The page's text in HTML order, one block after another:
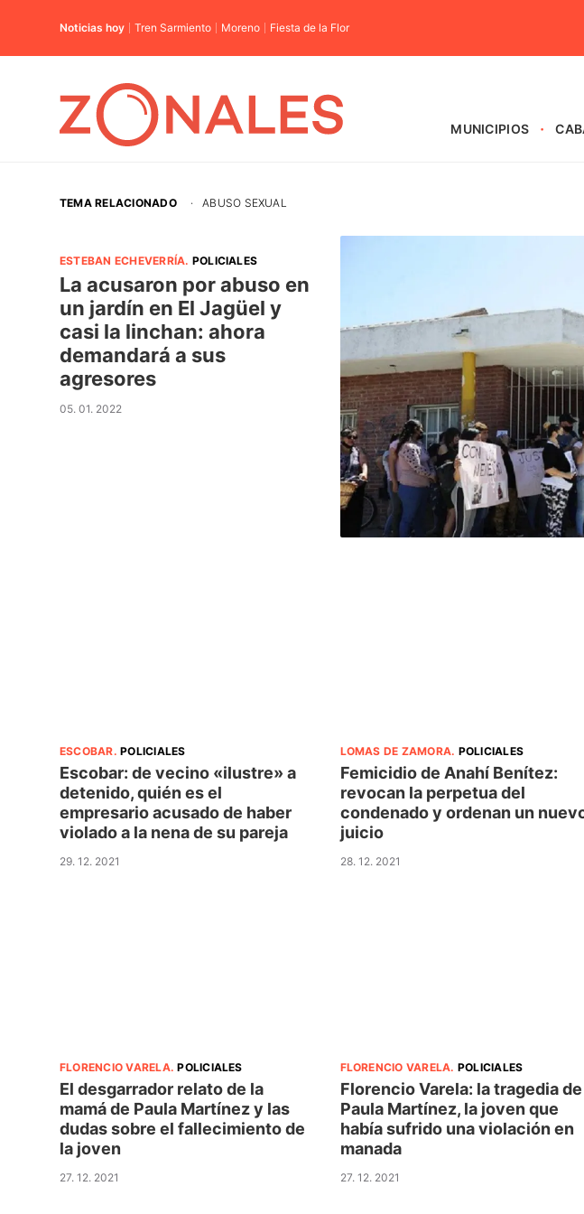
Noticias hoy Tren Sarmiento Moreno Fiesta de la Flor
MUNICIPIOS
TEMA RELACIONADO · ABUSO SEXUAL
ESTEBAN ECHEVERRÍA. POLICIALES
La acusaron por abuso en
un jardín en El Jagüel y
casi la linchan: ahora
demandará a sus
agresores
05. 01. 2022
ESCOBAR.POLICIALES
Escobar: de vecino «ilustre» a
detenido, quién es el
empresario acusado de haber
violado a la nena de su pareja
29. 12. 2021
LOMAS DE ZAMORA. POLICIALES
Femicidio de Anahí Benítez:
revocan la perpetua del
condenado y ordenan un
juicio
28. 12. 2021
FLORENCIO VARELA.POLICIALES
El desgarrador relato de la
mamá de Paula Martínez y las
dudas sobre el fallecimiento de
la joven
27. 12. 2021
FLORENCIO VARELA. POLICIALES
Florencio Varela: la tragedia de
Paula Martínez, la joven que
había sufrido una violación en
manada
27. 12. 2021